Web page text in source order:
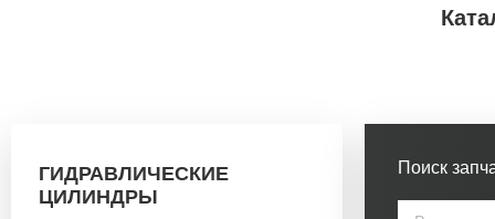
ГИДРАВЛИЧЕСКИЕ
ЦИЛИНДРЫ
Поиск